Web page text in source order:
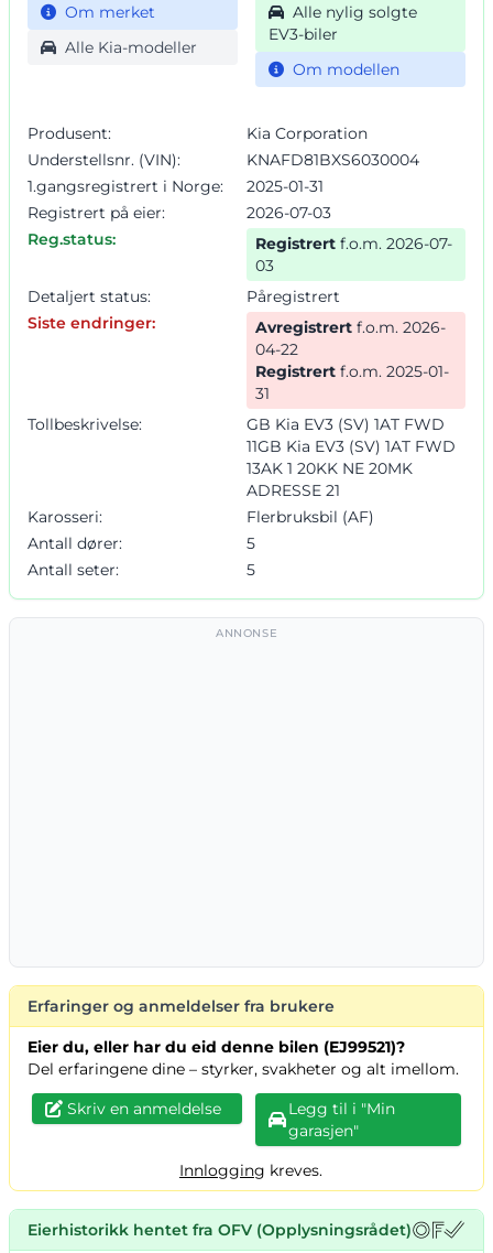
Om merket
Alle Kia-modeller
EV3-biler
Om modellen
Produsent:
Kia Corporation
Understellsnr. (VIN):
KNAFD81BXS6030004
1.gangsregistrert i Norge:
2025-01-31
Registrert på eier:
2026-07-03
Reg.status:
Registrert f.o.m. 2026-07-
03
Detaljert status:
Påregistrert
Siste endringer:
Avregistrert
04-22
Registrert
31
Tollbeskrivelse:
GB Kia EV3 (SV) 1AT FWD
11GB Kia EV3 (SV) 1AT FWD
13AK 1 20KK NE 20MK
ADRESSE 21
Karosseri:
Flerbruksbil (AF)
Antall dører:
5
Antall seter:
5
ANNONSE
Erfaringer og anmeldelser fra brukere
Eier du, eller har du eid denne bilen (EJ99521)?
Del erfaringene dine – styrker, svakheter og alt imellom.
Skriv en anmeldelse
Legg til i "Min
garasjen"
Innlogging kreves.
Eierhistorikk hentet fra OFV (Opplysningsrådet)